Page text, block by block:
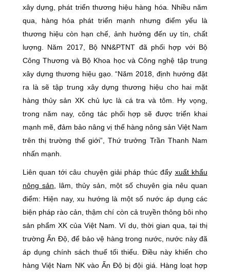
xây dựng, phát triển thương hiệu hàng hóa. Nhiều năm
qua, hàng hóa phát triển mạnh nhưng điểm yếu là
thương hiệu còn hạn chế, ảnh hưởng đến uy tín, chất
lượng. Năm 2017, Bộ NN&PTNT đã phối hợp với Bộ
Công Thương và Bộ Khoa học và Công nghệ tập trung
xây dựng thương hiệu gạo. “Năm 2018, định hướng đặt
ra là sẽ tập trung xây dựng thương hiệu cho hai mặt
hàng thủy sản XK chủ lực là cá tra và tôm. Hy vọng,
trong năm nay, công tác phối hợp sẽ được triển khai
mạnh mẽ, đảm bảo nâng vị thế hàng nông sản Việt Nam
trên thị trường thế giới”, Thứ trưởng Trần Thanh Nam
nhấn mạnh.
Liên quan tới câu chuyện giải pháp thúc đẩy xuất khẩu
nông sản
lâm, thủy sản, một số chuyên gia nêu quan
điểm: Hiện nay, xu hướng là một số nước áp dụng các
biện pháp rào cản, thậm chí còn cả truyền thông bôi nhọ
sản phẩm XK của Việt Nam. Ví dụ, thời gian qua, tại thị
trường Ấn Độ, để bảo vệ hàng trong nước, nước này đã
áp dụng chính sách thuế tối thiểu. Điều này khiến cho
hàng Việt Nam NK vào Ấn Độ bị đội giá. Hàng loạt hợp